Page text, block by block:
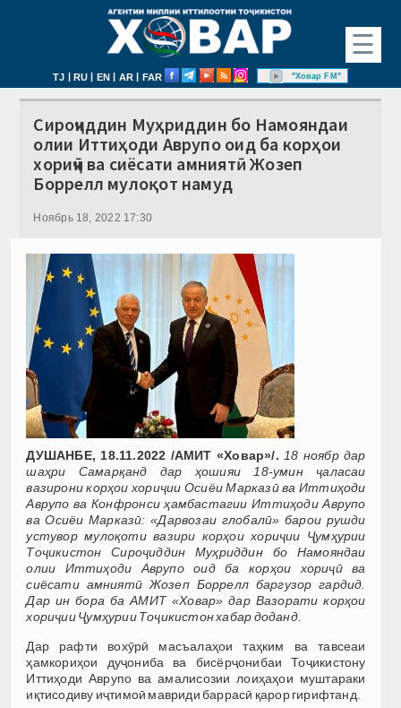
☰
TJ | RU | EN | AR | FAR "Ховар FM"
Сироҷиддин Муҳриддин бо Намояндаи
олии Иттиҳоди Аврупо оид ба корҳои
хориҷӣ ва сиёсати амниятӣ Жозеп
Боррелл мулоқот намуд
Ноябрь 18, 2022 17:30
ДУШАНБЕ, 18.11.2022 /АМИТ «Ховар»/. 18 ноябр дар
шаҳри Самарқанд дар ҳошияи 18-умин ҷаласаи
вазирони корҳои хориҷии Осиёи Марказӣ ва Иттиҳоди
Аврупо ва Конфронси ҳамбастагии Иттиҳоди Аврупо
ва Осиёи Марказӣ: «Дарвозаи глобалӣ» барои рушди
устувор мулоқоти вазири корҳои хориҷии Ҷумҳурии
Тоҷикистон Сироҷиддин Муҳриддин бо Намояндаи
олии Иттиҳоди Аврупо оид ба корҳои хориҷӣ ва
сиёсати амниятӣ Жозеп Боррелл баргузор гардид.
Дар ин бора ба АМИТ «Ховар» дар Вазорати корҳои
хориҷии Ҷумҳурии Тоҷикистон хабар доданд.
Дар рафти вохӯрӣ масъалаҳои таҳким ва тавсеаи
ҳамкориҳои дуҷониба ва бисёрҷонибаи Тоҷикистону
Иттиҳоди Аврупо ва амалисозии лоиҳаҳои муштараки
иқтисодиву иҷтимоӣ мавриди баррасӣ қарор гирифтанд.